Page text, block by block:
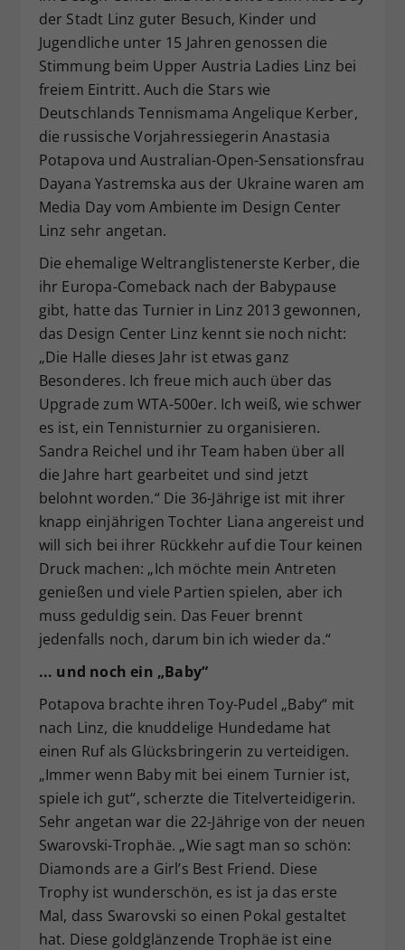
der Stadt Linz guter Besuch, Kinder und
Jugendliche unter 15 Jahren genossen die
Stimmung beim Upper Austria Ladies Linz bei
freiem Eintritt. Auch die Stars wie
Deutschlands Tennismama Angelique Kerber,
die russische Vorjahressiegerin Anastasia
Potapova und Australian-Open-Sensationsfrau
Dayana Yastremska aus der Ukraine waren am
Media Day vom Ambiente im Design Center
Linz sehr angetan.
Die ehemalige Weltranglistenerste Kerber, die
ihr Europa-Comeback nach der Babypause
gibt, hatte das Turnier in Linz 2013 gewonnen,
das Design Center Linz kennt sie noch nicht:
„Die Halle dieses Jahr ist etwas ganz
Besonderes. Ich freue mich auch über das
Upgrade zum WTA-500er. Ich weiß, wie schwer
es ist, ein Tennisturnier zu organisieren.
Sandra Reichel und ihr Team haben über all
die Jahre hart gearbeitet und sind jetzt
belohnt worden.“ Die 36-Jährige ist mit ihrer
knapp einjährigen Tochter Liana angereist und
will sich bei ihrer Rückkehr auf die Tour keinen
Druck machen: „Ich möchte mein Antreten
genießen und viele Partien spielen, aber ich
muss geduldig sein. Das Feuer brennt
jedenfalls noch, darum bin ich wieder da.“
... und noch ein „Baby“
Potapova brachte ihren Toy-Pudel „Baby“ mit
nach Linz, die knuddelige Hundedame hat
einen Ruf als Glücksbringerin zu verteidigen.
„Immer wenn Baby mit bei einem Turnier ist,
spiele ich gut“, scherzte die Titelverteidigerin.
Sehr angetan war die 22-Jährige von der neuen
Swarovski-Trophäe. „Wie sagt man so schön:
Diamonds are a Girl’s Best Friend. Diese
Trophy ist wunderschön, es ist ja das erste
Mal, dass Swarovski so einen Pokal gestaltet
hat. Diese goldglänzende Trophäe ist eine
Zweck
Dieser Wert speichert Ihre Consent-
Einstellungen. Unter anderem eine
zufällig generierte ID, für die
historische Speicherung Ihrer
Webseiten-Betreiber dies eingestellt
hat.